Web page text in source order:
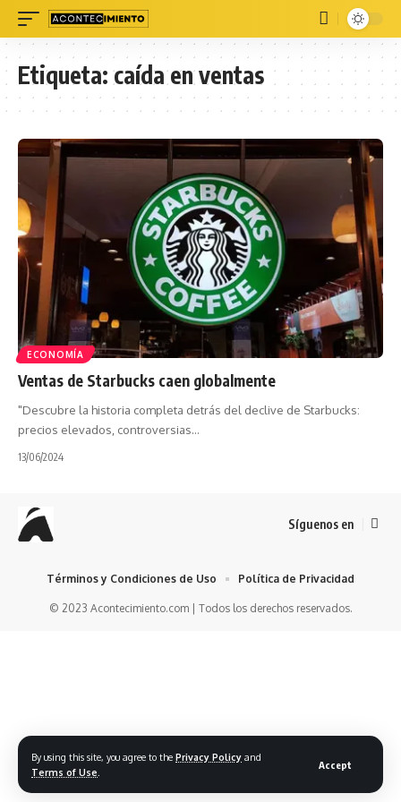
By using this site, you agree to the Privacy Policy and
Terms of Use
Accept
Etiqueta:caída en ventas
ECONOMÍA
Ventas de Starbucks caen globalmente
"Descubre la historia completa detrás del declive de Starbucks:
precios elevados, controversias…
13/06/2024
Síguenos en
© 2023 Acontecimiento.com | Todos los derechos reservados.
Términos y Condiciones de Uso Política de Privacidad